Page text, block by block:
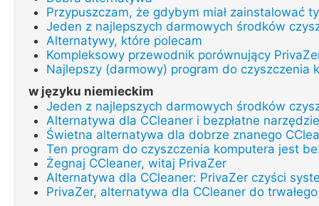
Przypuszczam, że gdybym miał zainstalować
Jeden z najlepszych darmowych środków
Alternatywy, które polecam
Kompleksowy przewodnik porównujący
Najlepszy (darmowy) program do czyszczenia
w języku niemieckim
Jeden z najlepszych darmowych środków
Alternatywa dla CCleaner i bezpłatne
Świetna alternatywa dla dobrze znanego
Ten program do czyszczenia komputera jest
Żegnaj CCleaner, witaj PrivaZer
Alternatywa dla CCleaner: PrivaZer czyści
PrivaZer, alternatywa dla CCleaner do